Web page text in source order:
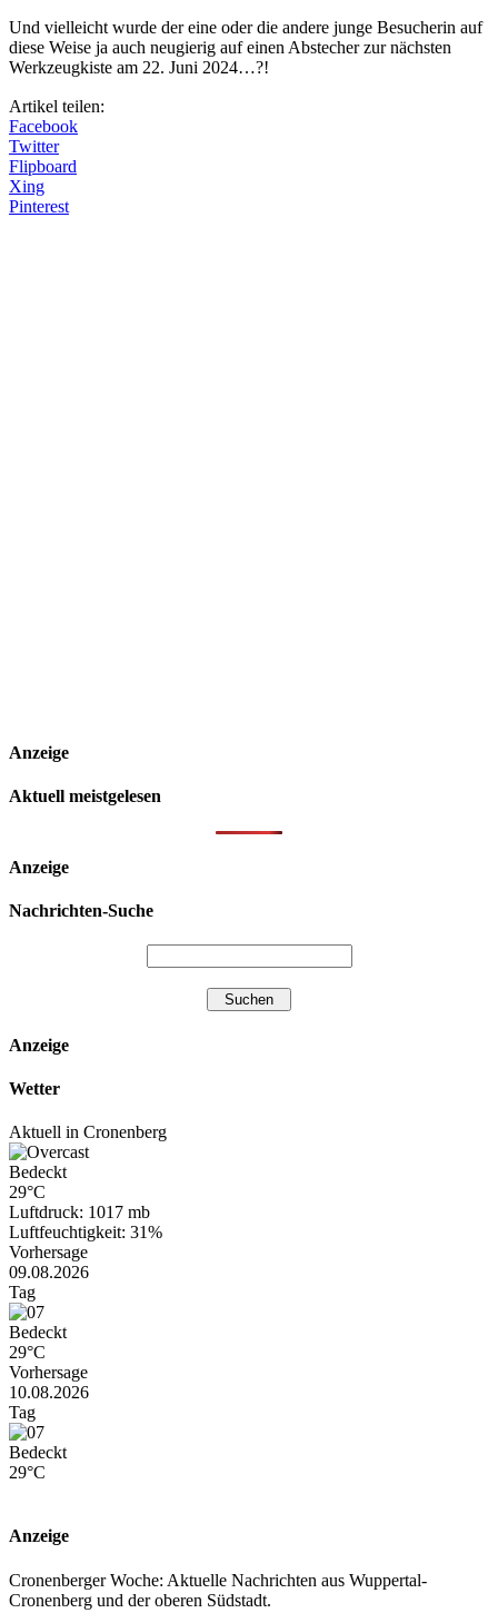
Und vielleicht wurde der eine oder die andere junge Besucherin auf
diese Weise ja auch neugierig auf einen Abstecher zur nächsten
Werkzeugkiste am 22. Juni 2024…?!
Artikel teilen:
Facebook
Twitter
Flipboard
Xing
Pinterest
Anzeige
Aktuell meistgelesen
Anzeige
Nachrichten-Suche
Anzeige
Wetter
Aktuell in Cronenberg
Bedeckt
29°C
Luftdruck: 1017 mb
Luftfeuchtigkeit: 31%
Vorhersage
09.08.2026
Tag
Bedeckt
29°C
Vorhersage
10.08.2026
Tag
Bedeckt
29°C
Anzeige
Cronenberger Woche: Aktuelle Nachrichten aus Wuppertal-
Cronenberg und der oberen Südstadt.